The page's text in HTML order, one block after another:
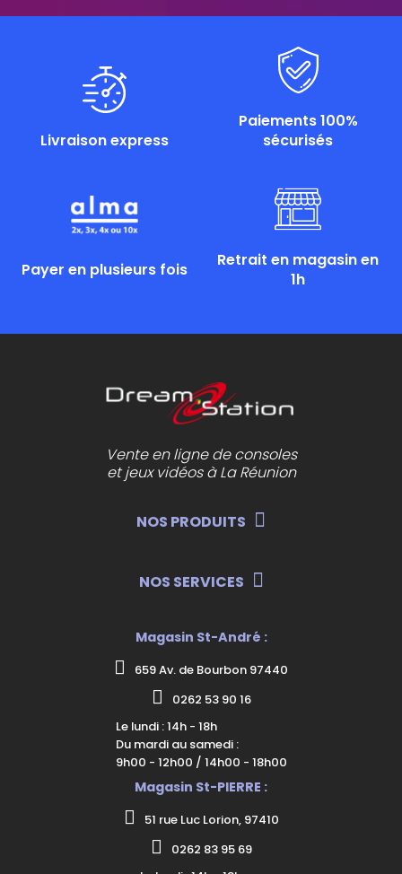
Livraison express
Paiements 100%
sécurisés
Payer en plusieurs fois
Retrait en magasin en
1h
Vente en ligne de consoles
et jeux vidéos à La Réunion
NOS PRODUITS
NOS SERVICES
Magasin St-André :
659 Av. de Bourbon 97440
0262 53 90 16
Le lundi : 14h - 18h
Du mardi au samedi :
9h00 - 12h00 / 14h00 - 18h00
Magasin St-PIERRE :
51 rue Luc Lorion, 97410
0262 83 95 69